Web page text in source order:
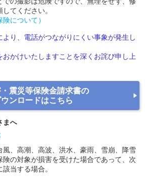
てください。
について）
り、電話がつながりにくい事象が発生し
かけいたしますことを深くお詫び申し上
震災等保険金請求書の
ンロードはこちら
まへ
、高潮、高波、洪水、豪雨、雪崩、降雪
険の対象が損害を受けた場合であって、次
当する場合。